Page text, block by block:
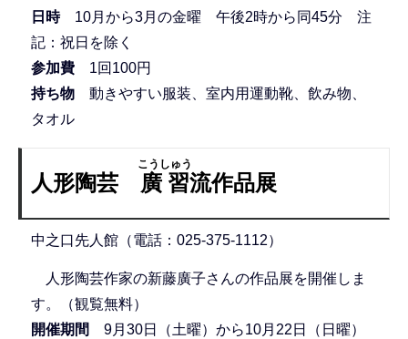
日時10月から3月の金曜 午後2時から同45分 注
記：祝日を除く
参加費1回100円
持ち物動きやすい服装、室内用運動靴、飲み物、
タオル
人形陶芸 廣習
こうしゅう
流作品展
中之口先人館（電話：025-375-1112）
人形陶芸作家の新藤廣子さんの作品展を開催しま
す。（観覧無料）
開催期間 9月30日（土曜）から10月22日（日曜）